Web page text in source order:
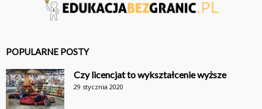
POPULARNE POSTY
Czy licencjat to wykształcenie wyższe
29 stycznia 2020